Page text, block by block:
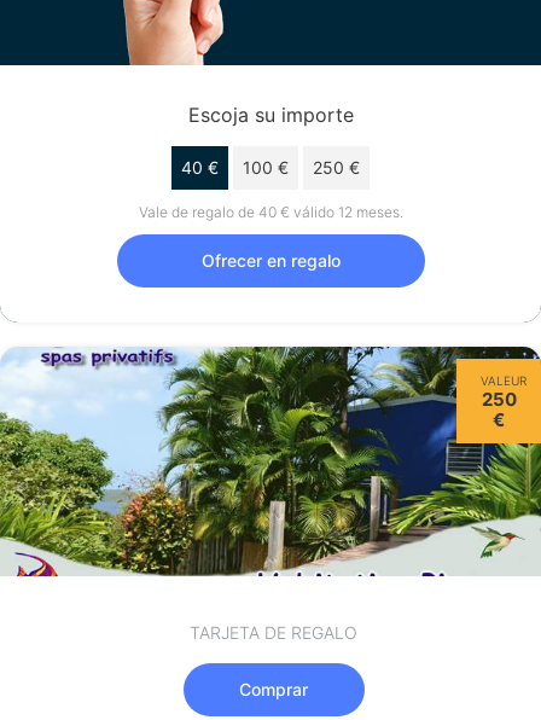
Escoja su importe
40 € 100 € 250 €
Vale de regalo de 40 € válido 12 meses.
Ofrecer en regalo
VALEUR
250
€
TARJETA DE REGALO
Comprar